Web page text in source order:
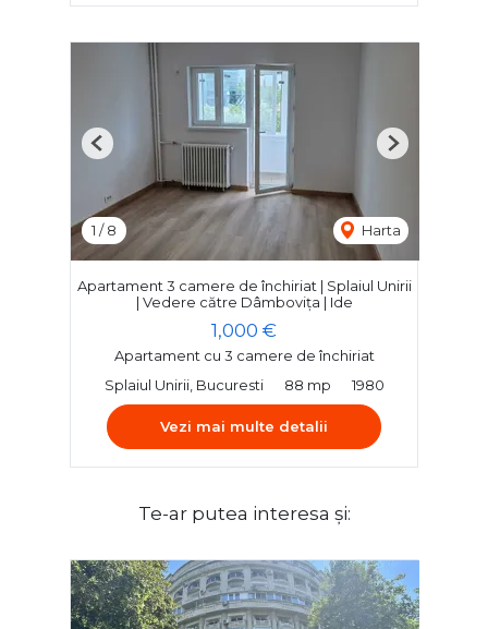
1 /8 Harta
Previous Next
Apartament 3 camere de închiriat | Splaiul Unirii
| Vedere către Dâmbovița | Ide
1,000 €
Apartament cu 3 camere de închiriat
Splaiul Unirii, Bucuresti
88 mp 1980
Vezi mai multe detalii
Te-ar putea interesa și: